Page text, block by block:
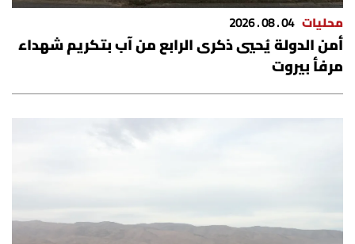
للتواصل معنا
شروط الاستخدام
شروط الإشتراك
Digital solutions by
محليات 04 . 08 . 2026
أمن الدولة يُحيي ذكرى الرابع من آب بتكريم شهداء
مرفأ بيروت